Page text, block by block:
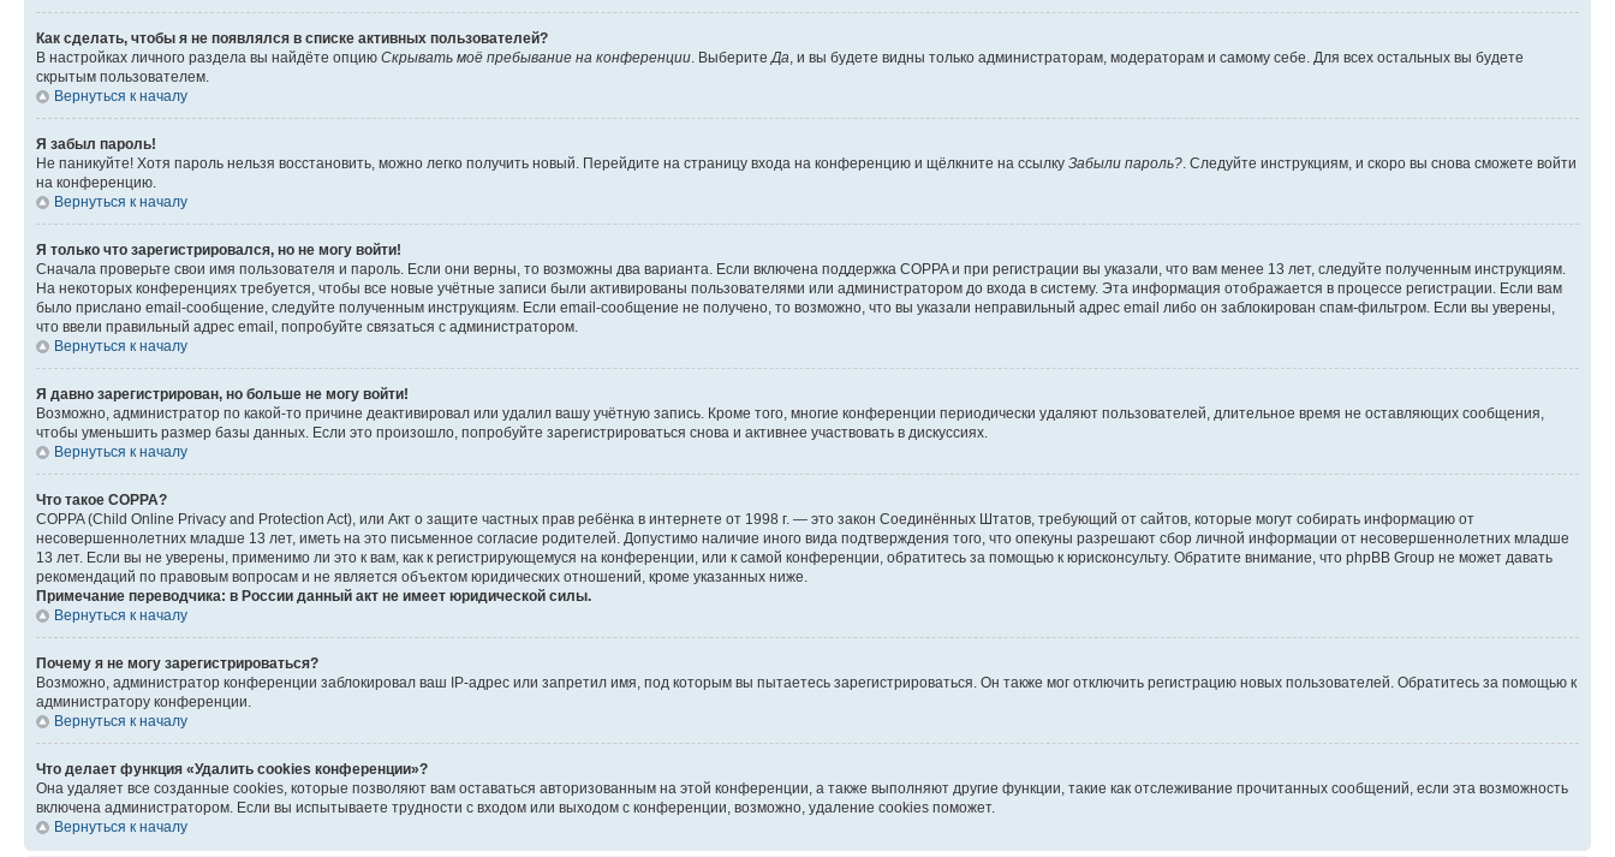
Как сделать, чтобы я не появлялся в списке активных пользователей?
В настройках личного раздела вы найдёте опцию Скрывать моё пребывание на конференции . Выберите Да , и вы будете видны только администраторам, модераторам и самому себе. Для всех остальных вы будете
скрытым пользователем.
Вернуться к началу
Я забыл пароль!
Не паникуйте! Хотя пароль нельзя восстановить, можно легко получить новый. Перейдите на страницу входа на конференцию и щёлкните на ссылку Забыли пароль? . Следуйте инструкциям, и скоро вы снова сможете войти
на конференцию.
Вернуться к началу
Я только что зарегистрировался, но не могу войти!
Сначала проверьте свои имя пользователя и пароль. Если они верны, то возможны два варианта. Если включена поддержка COPPA и при регистрации вы указали, что вам менее 13 лет, следуйте полученным инструкциям.
На некоторых конференциях требуется, чтобы все новые учётные записи были активированы пользователями или администратором до входа в систему. Эта информация отображается в процессе регистрации. Если вам
было прислано email-сообщение, следуйте полученным инструкциям. Если email-сообщение не получено, то возможно, что вы указали неправильный адрес email либо он заблокирован спам-фильтром. Если вы уверены,
что ввели правильный адрес email, попробуйте связаться с администратором.
Вернуться к началу
Я давно зарегистрирован, но больше не могу войти!
Возможно, администратор по какой-то причине деактивировал или удалил вашу учётную запись. Кроме того, многие конференции периодически удаляют пользователей, длительное время не оставляющих сообщения,
чтобы уменьшить размер базы данных. Если это произошло, попробуйте зарегистрироваться снова и активнее участвовать в дискуссиях.
Вернуться к началу
Что такое COPPA?
COPPA (Child Online Privacy and Protection Act), или Акт о защите частных прав ребёнка в интернете от 1998 г. — это закон Соединённых Штатов, требующий от сайтов, которые могут собирать информацию от
несовершеннолетних младше 13 лет, иметь на это письменное согласие родителей. Допустимо наличие иного вида подтверждения того, что опекуны разрешают сбор личной информации от несовершеннолетних младше
13 лет. Если вы не уверены, применимо ли это к вам, как к регистрирующемуся на конференции, или к самой конференции, обратитесь за помощью к юрисконсульту. Обратите внимание, что phpBB Group не может давать
рекомендаций по правовым вопросам и не является объектом юридических отношений, кроме указанных ниже.
Примечание переводчика: в России данный акт не имеет юридической силы.
Вернуться к началу
Почему я не могу зарегистрироваться?
Возможно, администратор конференции заблокировал ваш IP-адрес или запретил имя, под которым вы пытаетесь зарегистрироваться. Он также мог отключить регистрацию новых пользователей. Обратитесь за помощью к
администратору конференции.
Вернуться к началу
Что делает функция «Удалить cookies конференции»?
Она удаляет все созданные cookies, которые позволяют вам оставаться авторизованным на этой конференции, а также выполняют другие функции, такие как отслеживание прочитанных сообщений, если эта возможность
включена администратором. Если вы испытываете трудности с входом или выходом с конференции, возможно, удаление cookies поможет.
Вернуться к началу